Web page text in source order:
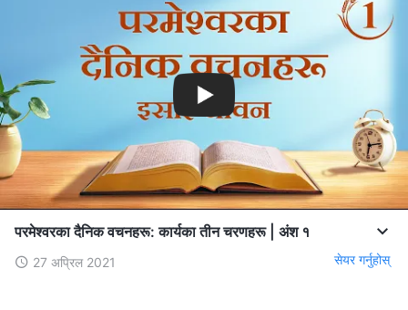
परमेश्‍वरका दैनिक वचनहरू: कार्यका तीन चरणहरू | अंश १
27 अप्रिल 2021 सेयर गर्नुहोस्